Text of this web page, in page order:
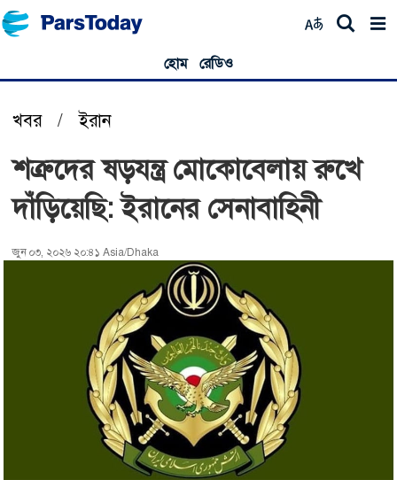
হোম রেডিও
খবর / ইরান
শত্রুদের ষড়যন্ত্র মোকোবেলায় রুখে
দাঁড়িয়েছি: ইরানের সেনাবাহিনী
জুন ০৩, ২০২৬ ২০:৪১ Asia/Dhaka